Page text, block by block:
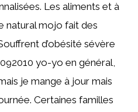
Les aliments et à
natural mojo fait des
d’obésité sévère
yo-yo en général,
je mange à jour mais
Certaines familles